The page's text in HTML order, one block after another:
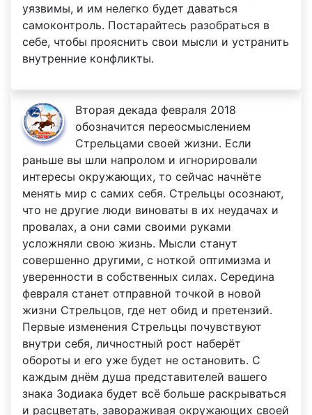
уязвимы, и им нелегко будет даваться
самоконтроль. Постарайтесь разобраться в
себе, чтобы прояснить свои мысли и устранить
внутренние конфликты.
Вторая декада февраля 2018
обозначится переосмыслением
Стрельцами своей жизни. Если
раньше вы шли напролом и игнорировали
интересы окружающих, то сейчас начнёте
менять мир с самих себя. Стрельцы осознают,
что не другие люди виноваты в их неудачах и
провалах, а они сами своими руками
усложняли свою жизнь. Мысли станут
совершенно другими, с ноткой оптимизма и
уверенности в собственных силах. Середина
февраля станет отправной точкой в новой
жизни Стрельцов, где нет обид и претензий.
Первые изменения Стрельцы почувствуют
внутри себя, личностный рост наберёт
обороты и его уже будет не остановить. С
каждым днём душа представителей вашего
знака Зодиака будет всё больше раскрываться
и расцветать, завораживая окружающих своей